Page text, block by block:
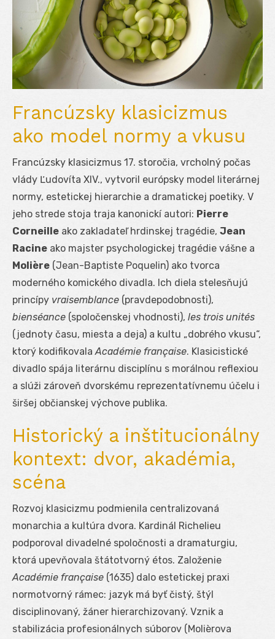
Francúzsky klasicizmus
ako model normy a vkusu
Francúzsky klasicizmus 17. storočia, vrcholný počas
vlády Ľudovíta XIV., vytvoril európsky model literárnej
normy, estetickej hierarchie a dramatickej poetiky. V
jeho strede stoja traja kanonickí autori: Pierre
Corneille ako zakladateľ hrdinskej tragédie, Jean
Racine ako majster psychologickej tragédie vášne a
Molière (Jean-Baptiste Poquelin) ako tvorca
moderného komického divadla. Ich diela stelesňujú
princípy vraisemblance (pravdepodobnosti),
bienséance (spoločenskej vhodnosti), les trois unités
(jednoty času, miesta a deja) a kultu „dobrého vkusu“,
ktorý kodifikovalaAcadémie française. Klasicistické
divadlo spája literárnu disciplínu s morálnou reflexiou
a slúži zároveň dvorskému reprezentatívnemu účelu i
širšej občianskej výchove publika.
Historický a inštitucionálny
kontext: dvor, akadémia,
scéna
Rozvoj klasicizmu podmienila centralizovaná
monarchia a kultúra dvora. Kardinál Richelieu
podporoval divadelné spoločnosti a dramaturgiu,
ktorá upevňovala štátotvorný étos. Založenie
Académie française (1635) dalo estetickej praxi
normotvorný rámec: jazyk má byť čistý, štýl
disciplinovaný, žáner hierarchizovaný. Vznik a
stabilizácia profesionálnych súborov (Molièrova